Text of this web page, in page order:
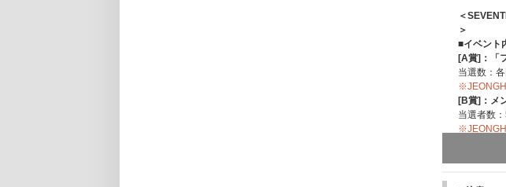
＜
＞
■イベント
[A賞]：「
当選数：
[B賞]：メ
当選者数
※諸事情